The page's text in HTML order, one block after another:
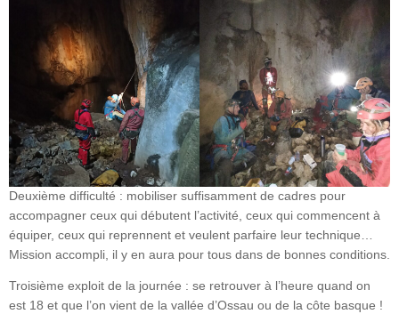
Deuxième difficulté : mobiliser suffisamment de cadres pour
accompagner ceux qui débutent l’activité, ceux qui commencent à
équiper, ceux qui reprennent et veulent parfaire leur technique…
Mission accompli, il y en aura pour tous dans de bonnes conditions.
Troisième exploit de la journée : se retrouver à l’heure quand on
est 18 et que l’on vient de la vallée d’Ossau ou de la côte basque !